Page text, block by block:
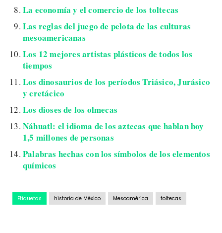
La economía y el comercio de los toltecas
Las reglas del juego de pelota de las culturas
mesoamericanas
Los 12 mejores artistas plásticos de todos los
tiempos
Los dinosaurios de los períodos Triásico, Jurásico
y cretácico
Los dioses de los olmecas
Náhuatl: el idioma de los aztecas que hablan hoy
1,5 millones de personas
Palabras hechas con los símbolos de los elementos
químicos
Etiquetas historia de México Mesoamérica toltecas